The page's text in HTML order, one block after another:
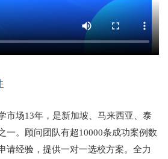
市场13年，是新加坡、马来西亚、泰
一。顾问团队有超10000条成功案例数
请经验，提供一对一选校方案。全力